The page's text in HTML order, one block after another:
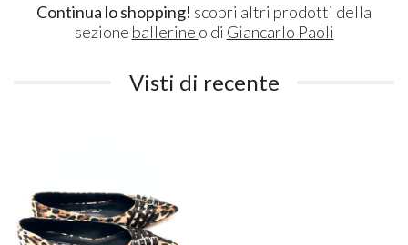
Continua lo shopping! scopri altri prodotti della
sezione ballerine o di Giancarlo Paoli
Visti di recente